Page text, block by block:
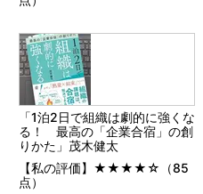
「1泊2日で組織は劇的に強くな
る！ 最高の「企業合宿」の創
りかた」茂木健太
【私の評価】★★★★☆（85
点）